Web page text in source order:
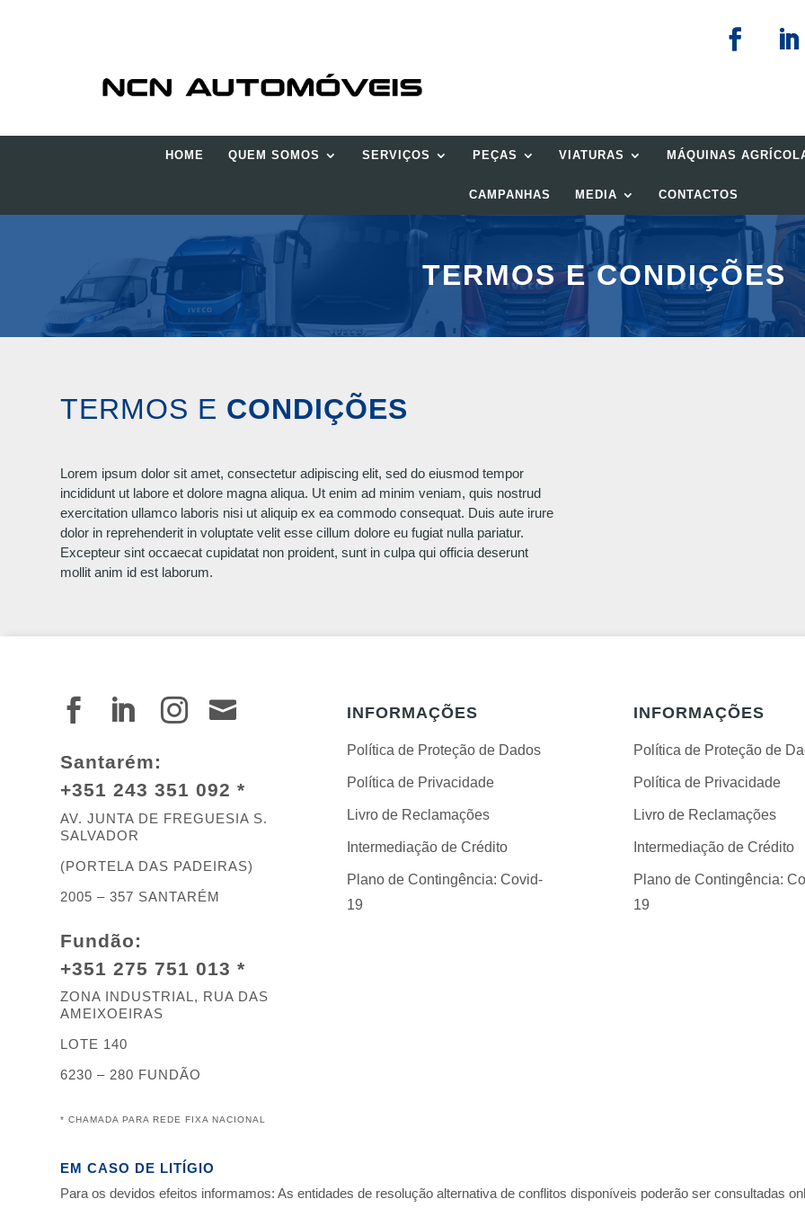
HOME QUEM SOMOS SERVIÇOS PEÇAS VIATURAS MÁQUINAS
CAMPANHAS MEDIA CONTACTOS
TERMOS E CONDIÇÕES
TERMOS E CONDIÇÕES
Lorem ipsum dolor sit amet, consectetur adipiscing elit, sed do eiusmod tempor
incididunt ut labore et dolore magna aliqua. Ut enim ad minim veniam, quis nostrud
exercitation ullamco laboris nisi ut aliquip ex ea commodo consequat. Duis aute irure
dolor in reprehenderit in voluptate velit esse cillum dolore eu fugiat nulla pariatur.
Excepteur sint occaecat cupidatat non proident, sunt in culpa qui officia deserunt
mollit anim id est laborum.
   
Santarém:
+351 243 351 092 *
AV. JUNTA DE FREGUESIA S.
SALVADOR
(PORTELA DAS PADEIRAS)
2005 – 357 SANTARÉM
Fundão:
+351 275 751 013 *
ZONA INDUSTRIAL, RUA DAS
AMEIXOEIRAS
LOTE 140
6230 – 280 FUNDÃO
*CHAMADA PARA REDE FIXA NACIONAL
INFORMAÇÕES
Política de Proteção de Dados
Política de Privacidade
Livro de Reclamações
Intermediação de Crédito
Plano de Contingência: Covid-
19
INFORMAÇÕES
Política de Proteção de
Política de Privacidade
Livro de Reclamações
Intermediação de Crédito
Plano de Contingência:
19
EM CASO DE LITÍGIO
Para os devidos efeitos informamos: As entidades de resolução alternativa de conflitos disponíveis poderão ser consultadas